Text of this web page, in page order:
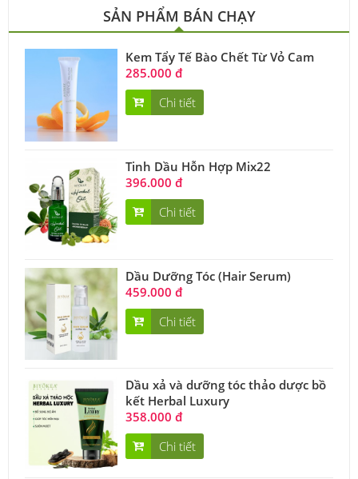
SẢN PHẨM BÁN CHẠY
Kem Tẩy Tế Bào Chết Từ Vỏ Cam
285.000 đ
Chi tiết
Tinh Dầu Hỗn Hợp Mix22
396.000 đ
Chi tiết
Dầu Dưỡng Tóc (Hair Serum)
459.000 đ
Chi tiết
Dầu xả và dưỡng tóc thảo dược bồ
kết Herbal Luxury
358.000 đ
Chi tiết